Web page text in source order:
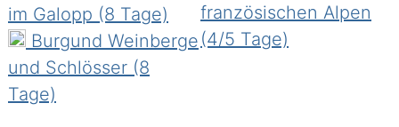
Provence& Camargue
Im Süden Frankreichs zwischen Meer und
Bergen gelegen, vom Tal Merveilles bis zum
im Galopp (8 Tage)
Burgund Weinberge
und Schlösser (8
Tage)
französischen Alpen
(4/5 Tage)